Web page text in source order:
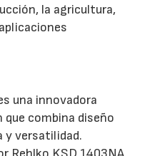
la agricultura,
una innovadora
combina diseño
y versatilidad.